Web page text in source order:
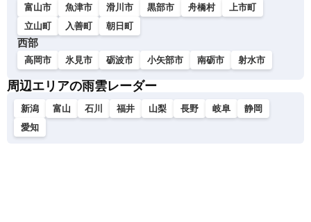
富山市 魚津市 滑川市 黒部市 舟橋村
上市町
立山町
入善町 朝日町
西部
高岡市 氷見市 砺波市 小矢部市 南砺市 射水市
周辺エリアの雨雲レーダー
新潟 富山 石川 福井 山梨 長野 岐阜
静岡
愛知